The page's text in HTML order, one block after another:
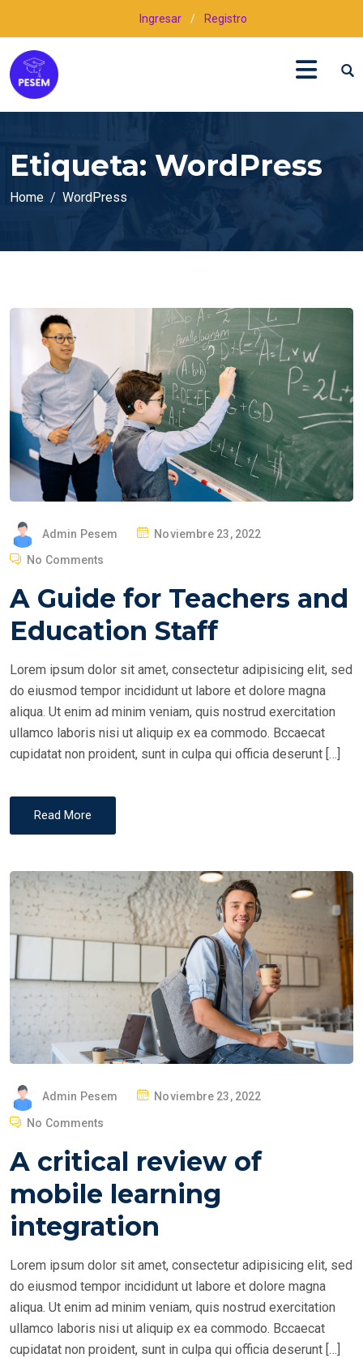
Ingresar / Registro
Etiqueta: WordPress
Home WordPress
Admin Pesem
P
T
D
N
Noviembre 23, 2022
No Comments
A Guide for Teachers and
Education Staff
Lorem ipsum dolor sit amet, consectetur adipisicing elit, sed
do eiusmod tempor incididunt ut labore et dolore magna
aliqua. Ut enim ad minim veniam, quis nostrud exercitation
ullamco laboris nisi ut aliquip ex ea commodo. Bccaecat
cupidatat non proident, sunt in culpa qui officia deserunt […]
Read More
Admin Pesem
P
T
D
O
Noviembre 23, 2022
No Comments
A critical review of
mobile learning
integration
Lorem ipsum dolor sit amet, consectetur adipisicing elit, sed
do eiusmod tempor incididunt ut labore et dolore magna
aliqua. Ut enim ad minim veniam, quis nostrud exercitation
ullamco laboris nisi ut aliquip ex ea commodo. Bccaecat
cupidatat non proident, sunt in culpa qui officia deserunt […]